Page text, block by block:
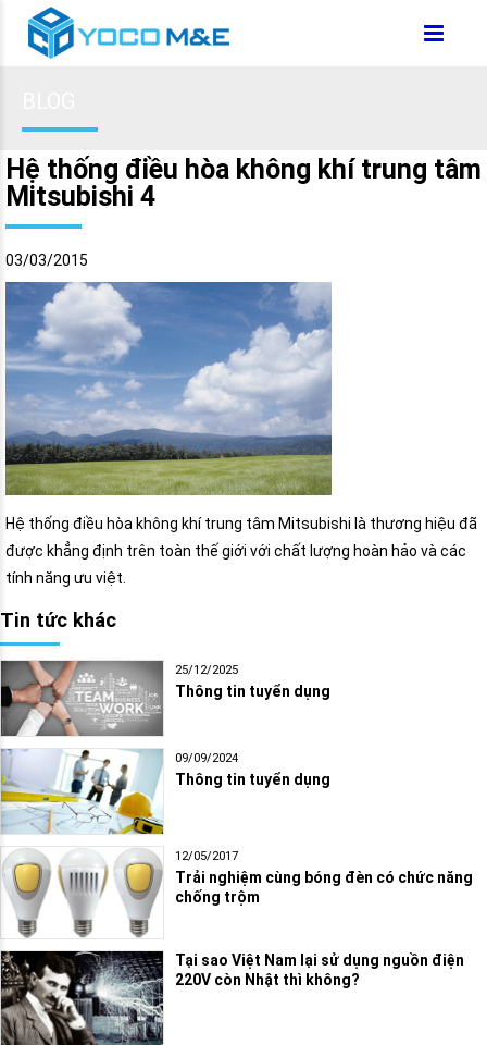
Hệ thống điều hòa không khí trung tâm
Mitsubishi 4
03/03/2015
Hệ thống điều hòa không khí trung tâm Mitsubishi là thương hiệu đã
được khẳng định trên toàn thế giới với chất lượng hoàn hảo và các
tính năng ưu việt.
Tin tức khác
25/12/2025
Thông tin tuyển dụng
09/09/2024
Thông tin tuyển dụng
12/05/2017
Trải nghiệm cùng bóng đèn có chức năng
chống trộm
Tại sao Việt Nam lại sử dụng nguồn điện
220V còn Nhật thì không?